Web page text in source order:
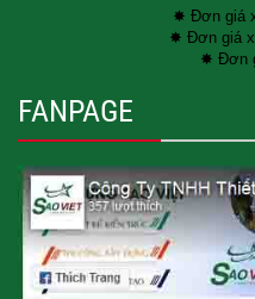
✸ Đơn giá
✸ Đơn giá
✸ Đơn
FANPAGE